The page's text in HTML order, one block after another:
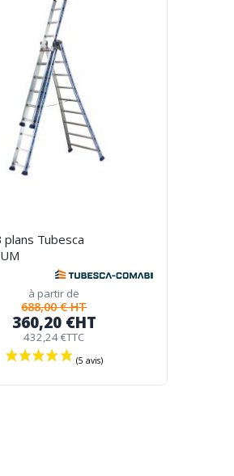
plans Tubesca
à partir de
688,00 € HT
360,20 €HT
432,24 €TTC